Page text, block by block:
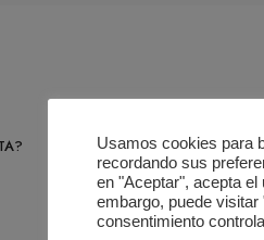
Usamos cookies para
recordando sus
en "Aceptar", acepta
embargo, puede
consentimiento